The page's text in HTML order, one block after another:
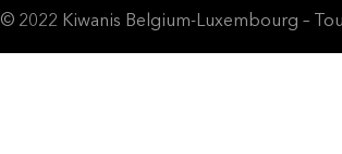
© 2022 Kiwanis Belgium-Luxembourg –